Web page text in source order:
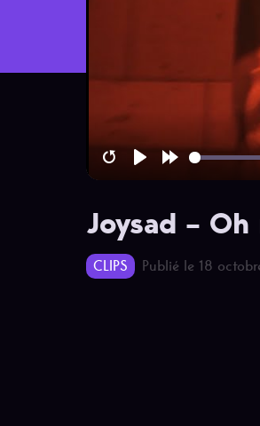
RestartPlayForward
Joysad –
CLIPS Publié le 18